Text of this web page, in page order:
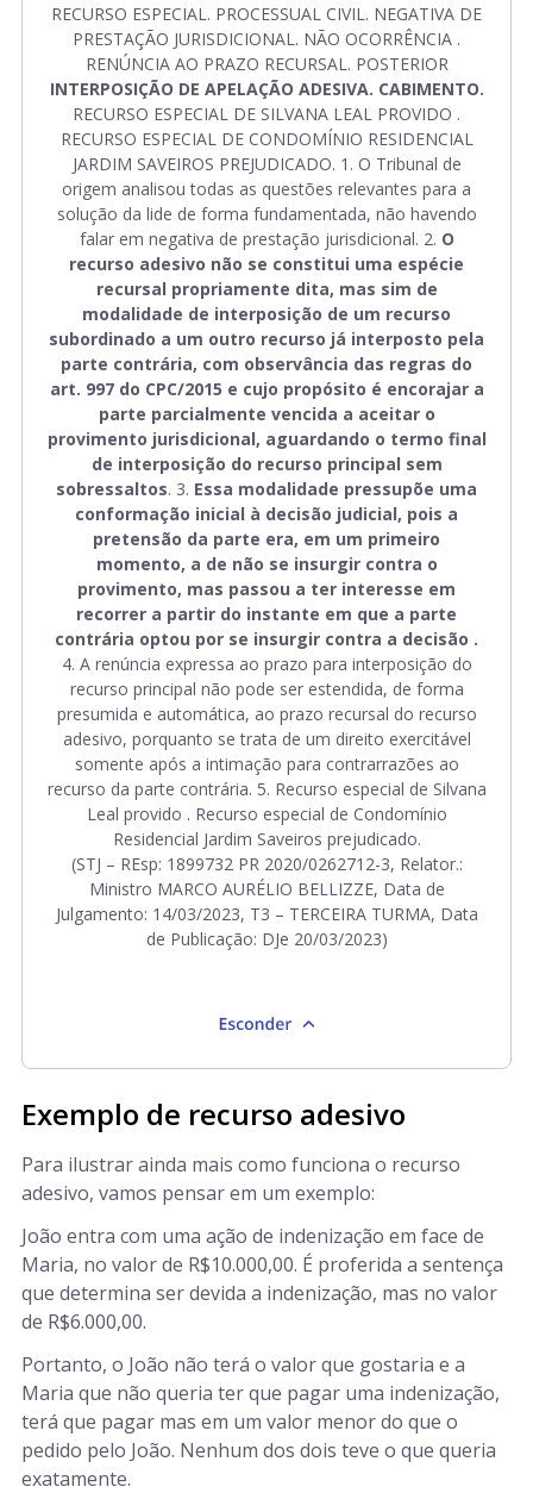
RECURSO ESPECIAL. PROCESSUAL CIVIL. NEGATIVA DE
PRESTAÇÃO JURISDICIONAL. NÃO OCORRÊNCIA .
RENÚNCIA AO PRAZO RECURSAL. POSTERIOR
INTERPOSIÇÃO DE APELAÇÃO ADESIVA. CABIMENTO.
RECURSO ESPECIAL DE SILVANA LEAL PROVIDO .
RECURSO ESPECIAL DE CONDOMÍNIO RESIDENCIAL
JARDIM SAVEIROS PREJUDICADO. 1. O Tribunal de
origem analisou todas as questões relevantes para a
solução da lide de forma fundamentada, não havendo
falar em negativa de prestação jurisdicional. 2. O
recurso adesivo não se constitui uma espécie
recursal propriamente dita, mas sim de
modalidade de interposição de um recurso
subordinado a um outro recurso já interposto pela
parte contrária, com observância das regras do
art. 997 do CPC/2015 e cujo propósito é encorajar a
parte parcialmente vencida a aceitar o
provimento jurisdicional, aguardando o termo final
de interposição do recurso principal sem
sobressaltos. 3. Essa modalidade pressupõe uma
conformação inicial à decisão judicial, pois a
pretensão da parte era, em um primeiro
momento, a de não se insurgir contra o
provimento, mas passou a ter interesse em
recorrer a partir do instante em que a parte
contrária optou por se insurgir contra a decisão .
4. A renúncia expressa ao prazo para interposição do
recurso principal não pode ser estendida, de forma
presumida e automática, ao prazo recursal do recurso
adesivo, porquanto se trata de um direito exercitável
somente após a intimação para contrarrazões ao
recurso da parte contrária. 5. Recurso especial de Silvana
Leal provido . Recurso especial de Condomínio
Residencial Jardim Saveiros prejudicado.
(STJ – REsp: 1899732 PR 2020/0262712-3, Relator.:
Ministro MARCO AURÉLIO BELLIZZE, Data de
Julgamento: 14/03/2023, T3 – TERCEIRA TURMA, Data
de Publicação: DJe 20/03/2023)
Exemplo de recurso adesivo
Para ilustrar ainda mais como funciona o recurso
adesivo, vamos pensar em um exemplo:
João entra com uma ação de indenização em face de
Maria, no valor de R$10.000,00. É proferida a sentença
que determina ser devida a indenização, mas no valor
de R$6.000,00.
Portanto, o João não terá o valor que gostaria e a
Maria que não queria ter que pagar uma indenização,
terá que pagar mas em um valor menor do que o
pedido pelo João. Nenhum dos dois teve o que queria
exatamente.